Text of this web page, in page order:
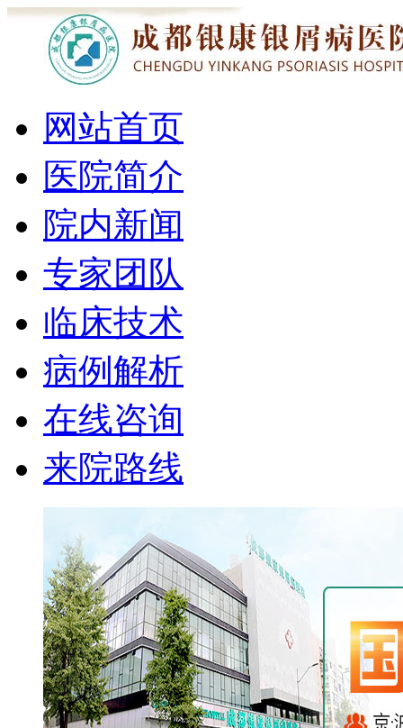
网站首页
医院简介
院内新闻
专家团队
临床技术
病例解析
在线咨询
来院路线